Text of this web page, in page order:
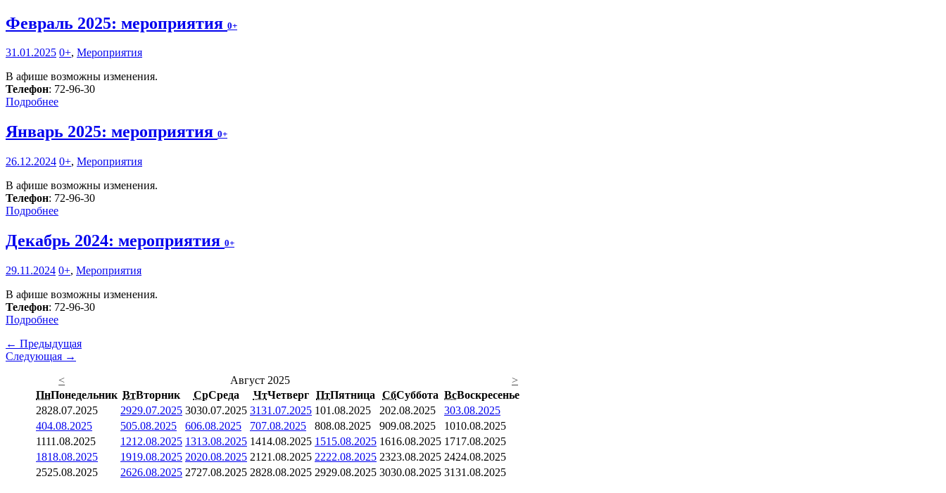
Февраль 2025: мероприятия 0+
31.01.2025 0+, Мероприятия
В афише возможны изменения.
Телефон: 72-96-30
Подробнее
Январь 2025: мероприятия 0+
26.12.2024 0+, Мероприятия
В афише возможны изменения.
Телефон: 72-96-30
Подробнее
Декабрь 2024: мероприятия 0+
29.11.2024 0+, Мероприятия
В афише возможны изменения.
Телефон: 72-96-30
Подробнее
← Предыдущая
Следующая →
<
Август 2025
>
ПнПонедельник ВтВторник СрСреда ЧтЧетверг ПтПятница СбСуббота ВсВоскресенье
2828.07.2025 2929.07.2025 3030.07.2025 3131.07.2025 101.08.2025 202.08.2025 303.08.2025
404.08.2025 505.08.2025 606.08.2025 707.08.2025 808.08.2025 909.08.2025 1010.08.2025
1111.08.2025 1212.08.2025 1313.08.2025 1414.08.2025 1515.08.2025 1616.08.2025 1717.08.2025
1818.08.2025 1919.08.2025 2020.08.2025 21 21.08.2025 2222.08.2025 2323.08.2025 2424.08.2025
2525.08.2025 2626.08.2025 2727.08.2025 2828.08.2025 2929.08.2025 3030.08.2025 3131.08.2025